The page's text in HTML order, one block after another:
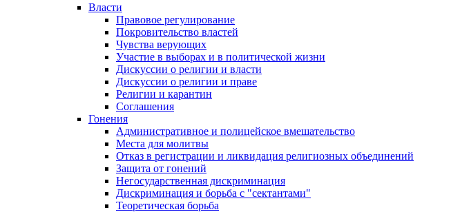
Власти
Правовое регулирование
Покровительство властей
Чувства верующих
Участие в выборах и в политической жизни
Дискуссии о религии и власти
Дискуссии о религии и праве
Религии и карантин
Соглашения
Гонения
Административное и полицейское вмешательство
Места для молитвы
Отказ в регистрации и ликвидация религиозных объединений
Защита от гонений
Негосударственная дискриминация
Дискриминация и борьба с "сектантами"
Теоретическая борьба